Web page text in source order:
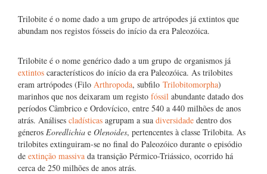
Trilobite é o nome dado a um grupo de artrópodes já extintos que
abundam nos registos fósseis do início da era Paleozóica.
Trilobite é o nome genérico dado a um grupo de organismos já
extintos característicos do início da era Paleozóica. As trilobites
eram artrópodes (Filo Arthropoda, subfilo Trilobitomorpha)
marinhos que nos deixaram um registo fóssil abundante datado dos
períodos Câmbrico e Ordovícico, entre 540 a 440 milhões de anos
atrás. Análises cladísticas agrupam a sua diversidade dentro dos
géneros Eoredlichia e Olenoides, pertencentes à classe Trilobita. As
trilobites extinguiram-se no final do Paleozóico durante o episódio
de extinção massiva da transição Pérmico-Triássico, ocorrido há
cerca de 250 milhões de anos atrás.